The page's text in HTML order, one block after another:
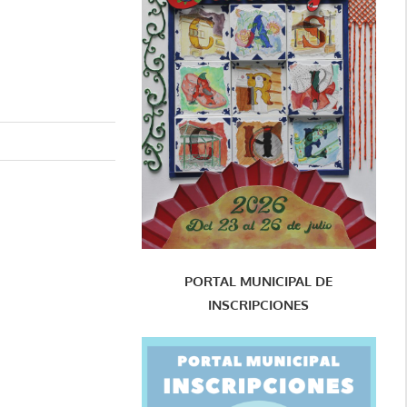
PORTAL MUNICIPAL DE
INSCRIPCIONES